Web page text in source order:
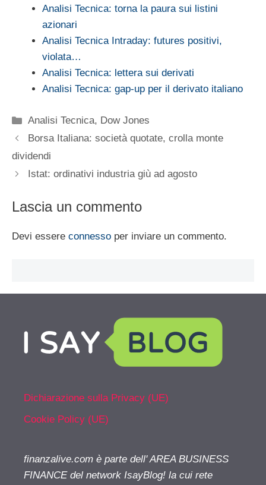
Analisi Tecnica: torna la paura sui listini
azionari
Analisi Tecnica Intraday: futures positivi,
violata…
Analisi Tecnica: lettera sui derivati
Analisi Tecnica: gap-up per il derivato italiano
Categorie
Analisi Tecnica, Dow Jones
Borsa Italiana: società quotate, crolla monte
dividendi
Istat: ordinativi industria giù ad agosto
Lascia un commento
Devi essere connesso per inviare un commento.
Dichiarazione sulla Privacy (UE)
Cookie Policy (UE)
finanzalive.com è parte dell' AREA BUSINESS
FINANCE del network IsayBlog! la cui rete